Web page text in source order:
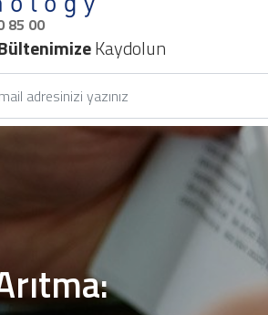
85 00
Kaydolun